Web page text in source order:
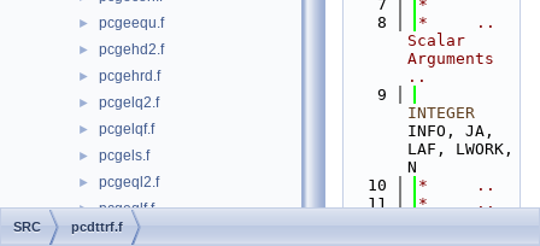
► pcgeequ.f
► pcgehd2.f
► pcgehrd.f
► pcgelq2.f
► pcgelqf.f
► pcgels.f
► pcgeql2.f
► pcgeqlf.f
► pcgeqpf.f
    7
*
    8
*     ..
Scalar
Arguments
..
    9
INTEGER
INFO, JA,
LAF, LWORK,
N
   10
*     ..
   11
*     ..
Array
SRC pcdttrf.f